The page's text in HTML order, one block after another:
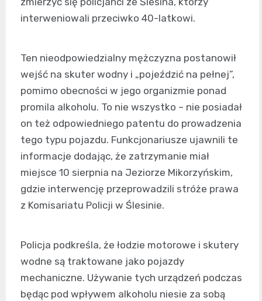
interweniowali przeciwko 40-latkowi.
Ten nieodpowiedzialny mężczyzna postanowił
wejść na skuter wodny i „pojeździć na pełnej”,
pomimo obecności w jego organizmie ponad
promila alkoholu. To nie wszystko – nie posiadał
on też odpowiedniego patentu do prowadzenia
tego typu pojazdu. Funkcjonariusze ujawnili te
informacje dodając, że zatrzymanie miał
miejsce 10 sierpnia na Jeziorze Mikorzyńskim,
gdzie interwencję przeprowadzili stróże prawa
z Komisariatu Policji w Ślesinie.
Policja podkreśla, że łodzie motorowe i skutery
wodne są traktowane jako pojazdy
mechaniczne. Używanie tych urządzeń podczas
będąc pod wpływem alkoholu niesie za sobą